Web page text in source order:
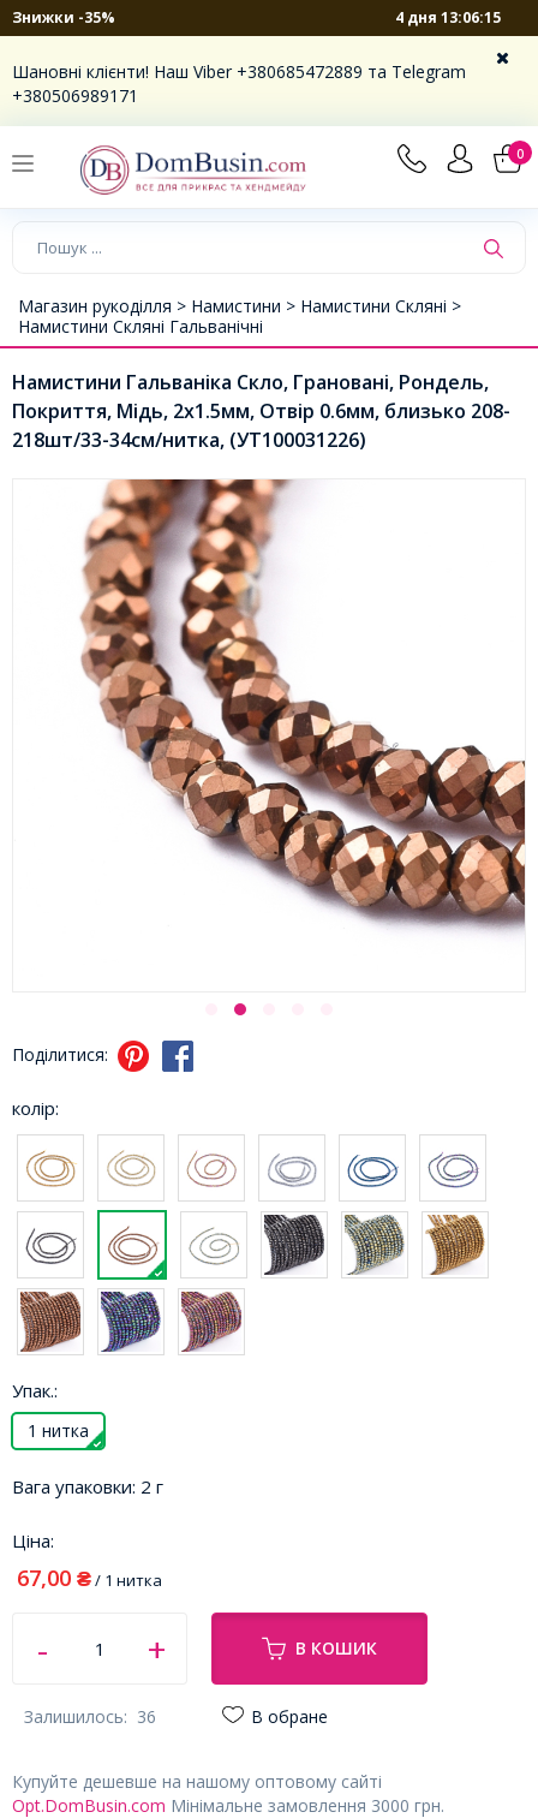
Знижки -35% 4 дня 13:06:15
Шановні клієнти! Наш Viber +380685472889 та Telegram
+380506989171
0
Магазин рукоділля > Намистини > Намистини Скляні >
Намистини Скляні Гальванічні
Намистини Гальваніка Скло, Грановані, Рондель,
Покриття, Мідь, 2х1.5мм, Отвір 0.6мм, близько 208-
218шт/33-34см/нитка, (УТ100031226)
Поділитися:
колір:
Упак.:
1 нитка
Вага упаковки: 2 г
Ціна:
67,00 ₴/ 1 нитка
В КОШИК
Залишилось: 36 В обране
Купуйте дешевше на нашому оптовому сайті
Opt.DomBusin.com Мінімальне замовлення 3000 грн.